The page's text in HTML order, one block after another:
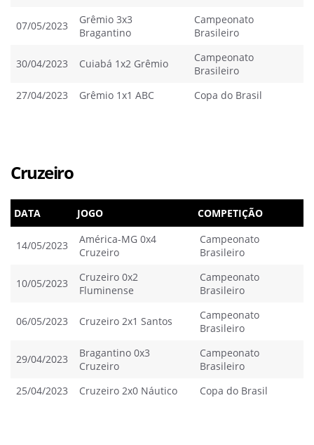
07/05/2023
Grêmio 3x3
Bragantino
Campeonato
Brasileiro
30/04/2023 Cuiabá 1x2 Grêmio
Campeonato
Brasileiro
27/04/2023
Grêmio 1x1 ABC Copa do Brasil
Cruzeiro
DATA JOGO COMPETIÇÃO
14/05/2023
América-MG 0x4
Cruzeiro
Campeonato
Brasileiro
10/05/2023
Cruzeiro 0x2
Fluminense
Campeonato
Brasileiro
06/05/2023 Cruzeiro 2x1 Santos
Campeonato
Brasileiro
29/04/2023
Bragantino 0x3
Cruzeiro
Campeonato
Brasileiro
25/04/2023
Cruzeiro 2x0 Náutico Copa do Brasil